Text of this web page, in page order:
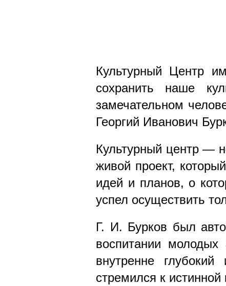
Культурный Центр
сохранить наше
замечательном
Георгий Иванович
Культурный центр —
живой проект,
идей и планов, о
успел осуществить
Г. И. Бурков был
воспитании
внутренне
стремился к истинной